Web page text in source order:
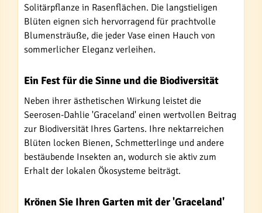
Solitärpflanze in Rasenflächen. Die langstieligen
Blüten eignen sich hervorragend für prachtvolle
Blumensträuße, die jeder Vase einen Hauch von
sommerlicher Eleganz verleihen.
Ein Fest für die Sinne und die Biodiversität
Neben ihrer ästhetischen Wirkung leistet die
Seerosen-Dahlie 'Graceland' einen wertvollen Beitrag
zur Biodiversität Ihres Gartens. Ihre nektarreichen
Blüten locken Bienen, Schmetterlinge und andere
bestäubende Insekten an, wodurch sie aktiv zum
Erhalt der lokalen Ökosysteme beiträgt.
Krönen Sie Ihren Garten mit der 'Graceland'